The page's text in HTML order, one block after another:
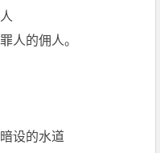
的佣人。
设的水道